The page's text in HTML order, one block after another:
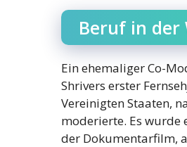
Beruf in der
Ein ehemaliger Co-
Shrivers erster
Vereinigten Staaten,
moderierte. Es wurde
der Dokumentarfilm,